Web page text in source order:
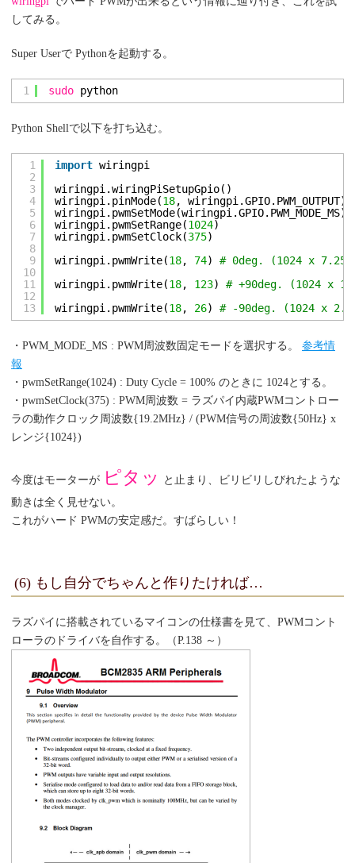
してみる。
Super Userで Pythonを起動する。
1 sudo python
Python Shellで以下を打ち込む。
1
2
3
4
5
6
7
8
9
10
11
12
13
import wiringpi
wiringpi.wiringPiSetupGpio()
wiringpi.pinMode(18, wiringpi.GPIO.PWM_OUTPUT)
wiringpi.pwmSetMode(wiringpi.GPIO.PWM_MODE_MS)
wiringpi.pwmSetRange(1024)
wiringpi.pwmSetClock(375)
wiringpi.pwmWrite(18, 74) # 0deg. (1024 x
wiringpi.pwmWrite(18, 123) # +90deg. (1024 x
wiringpi.pwmWrite(18, 26) # -90deg. (1024 x
・PWM_MODE_MS : PWM周波数固定モードを選択する。 参考情
報
・pwmSetRange(1024) : Duty Cycle = 100% のときに 1024とする。
・pwmSetClock(375) : PWM周波数 = ラズパイ内蔵PWMコントロー
ラの動作クロック周波数{19.2MHz} / (PWM信号の周波数{50Hz} x
レンジ{1024})
今度はモーターが ピタッ
と止まり、ビリビリしびれたような
動きは全く見せない。
これがハード PWMの安定感だ。すばらしい！
(6) もし自分でちゃんと作りたければ…
ラズパイに搭載されているマイコンの仕様書を見て、PWMコント
ローラのドライバを自作する。（P.138 ～）